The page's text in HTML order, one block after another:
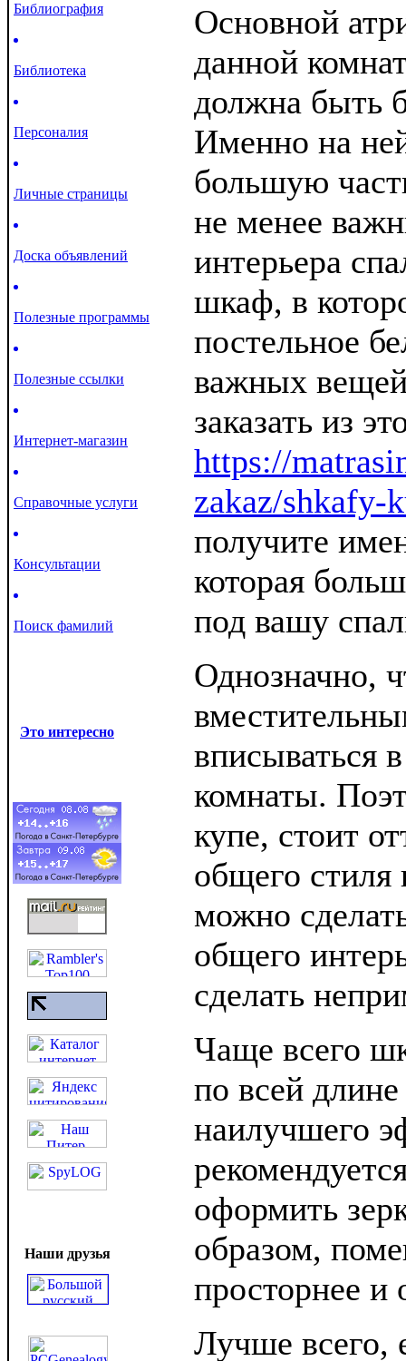
Библиография
Библиотека
Персоналия
Личные страницы
Доска объявлений
Полезные программы
Полезные ссылки
Интернет-магазин
Справочные услуги
Консультации
Поиск фамилий
Это интересно
Наши друзья
Основной
данной
должна быть
Именно на
большую
не менее
интерьера
шкаф, в
постельное
важных
заказать из
https://
zakaz/shkafy-
получите
которая
под вашу
Однозначно,
вписываться
комнаты.
купе, стоит
общего
можно
общего
сделать
Чаще всего
по всей
наилучшего
оформить
образом,
просторнее и
Лучше всего,